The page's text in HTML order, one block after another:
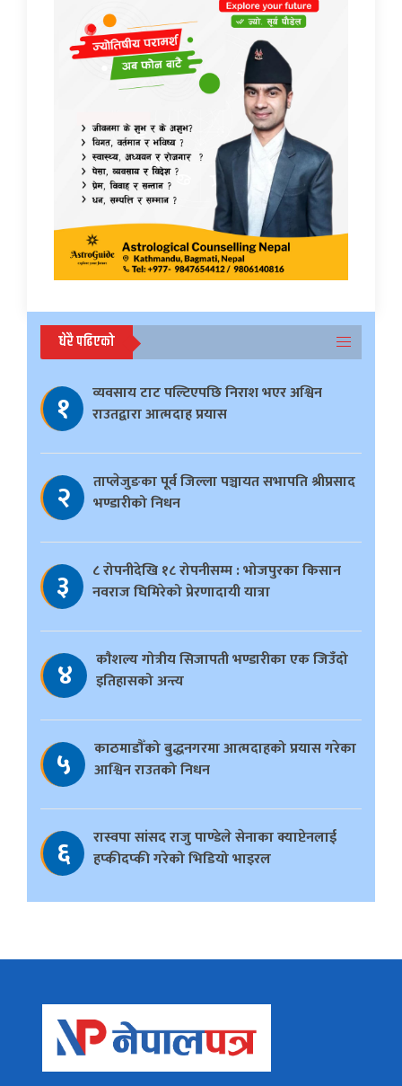
धेरै पढिएको
१
व्यवसाय टाट पल्टिएपछि निराश भएर अश्विन
राउतद्वारा आत्मदाह प्रयास
२
ताप्लेजुङका पूर्व जिल्ला पञ्चायत सभापति श्रीप्रसाद
भण्डारीको निधन
३
८ रोपनीदेखि १८ रोपनीसम्म : भोजपुरका किसान
नवराज घिमिरेको प्रेरणादायी यात्रा
४
काैशल्य गोत्रीय सिजापती भण्डारीका एक जिउँदो
इतिहासको अन्त्य
५
काठमाडौँको बुद्धनगरमा आत्मदाहको प्रयास गरेका
आश्विन राउतको निधन
६
रास्वपा सांसद राजु पाण्डेले सेनाका क्याप्टेनलाई
हप्कीदप्की गरेको भिडियो भाइरल